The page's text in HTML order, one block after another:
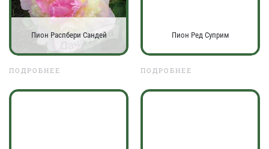
Пион Распбери Сандей
ПОДРОБНЕЕ
Пион Ред Суприм
ПОДРОБНЕЕ